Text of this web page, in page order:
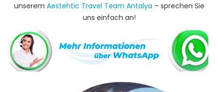
unserem Aestehtic Travel Team Antalya – sprechen Sie
uns einfach an!